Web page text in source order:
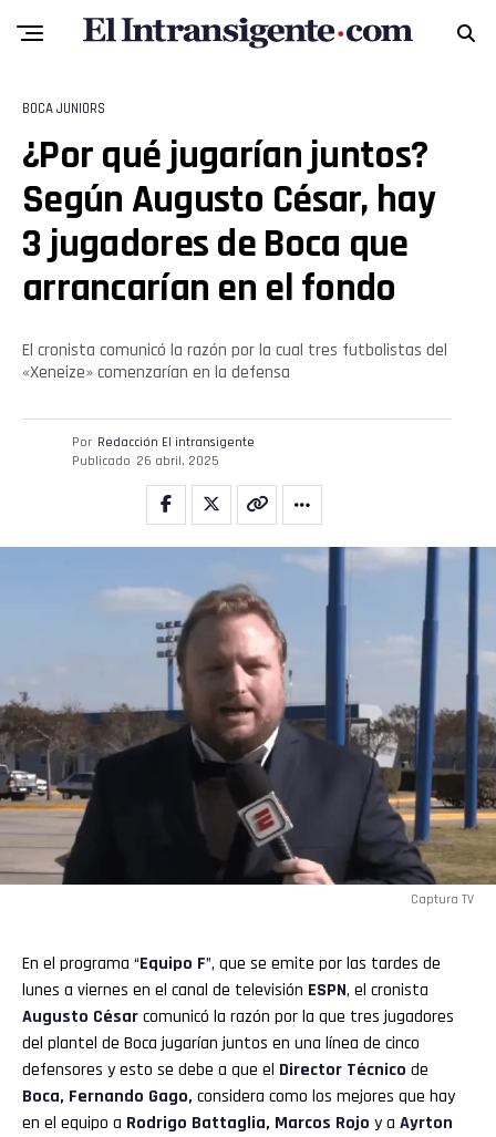
BOCA JUNIORS
¿Por qué jugarían juntos?
Según Augusto César, hay
3 jugadores de Boca que
arrancarían en el fondo
El cronista comunicó la razón por la cual tres futbolistas del
«Xeneize» comenzarían en la defensa
Por Redacción El intransigente
Publicado 26 abril, 2025
Captura TV
En el programa “Equipo F”, que se emite por las tardes de
lunes a viernes en el canal de televisión ESPN, el cronista
Augusto Césarcomunicó la razón por la que tres jugadores
del plantel de Boca jugarían juntos en una línea de cinco
defensores y esto se debe a que el Director Técnico de
Boca, Fernando Gago, considera como los mejores que hay
en el equipo a Rodrigo Battaglia, Marcos Rojo y a Ayrton